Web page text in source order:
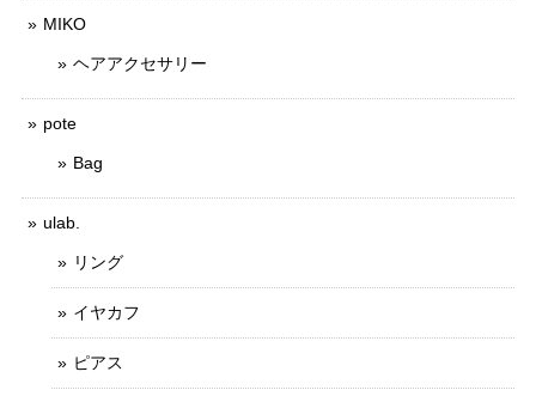
MIKO
ヘアアクセサリー
pote
Bag
ulab.
リング
イヤカフ
ピアス